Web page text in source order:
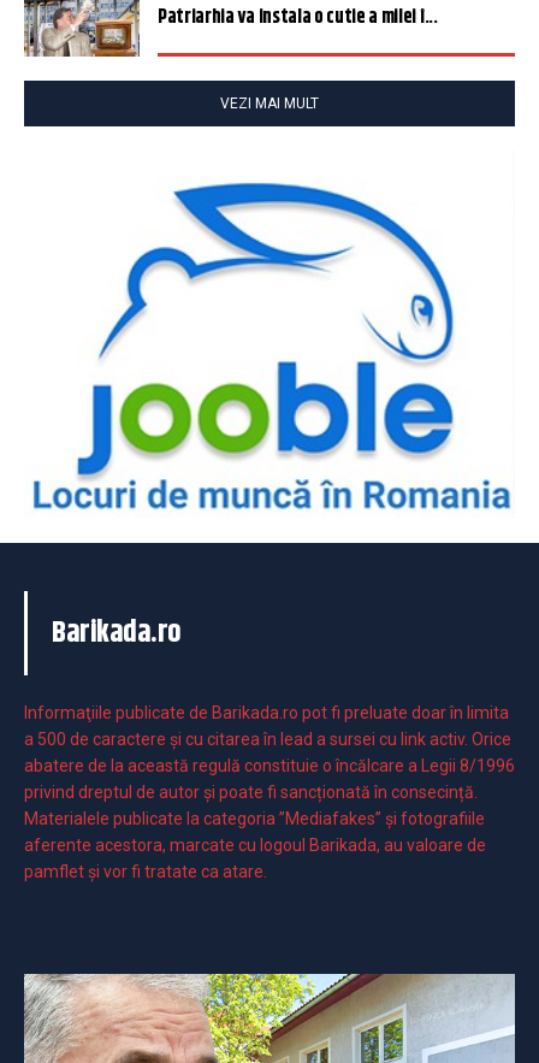
Patriarhia va instala o cutie a milei î...
VEZI MAI MULT
Barikada.ro
Informaţiile publicate de Barikada.ro pot fi preluate doar în limita
a 500 de caractere şi cu citarea în lead a sursei cu link activ. Orice
abatere de la această regulă constituie o încălcare a Legii 8/1996
privind dreptul de autor și poate fi sancționată în consecință.
Materialele publicate la categoria ”Mediafakes” și fotografiile
aferente acestora, marcate cu logoul Barikada, au valoare de
pamflet și vor fi tratate ca atare.